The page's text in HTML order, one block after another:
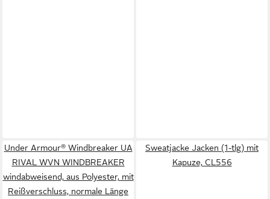
Under Armour® Windbreaker UA
RIVAL WVN WINDBREAKER
windabweisend, aus Polyester, mit
Reißverschluss, normale Länge
Sweatjacke Jacken (1-tlg) mit
Kapuze, CL556